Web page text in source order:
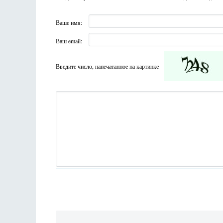
Ваше имя:
Ваш email:
Введите число, напечатанное на картинке